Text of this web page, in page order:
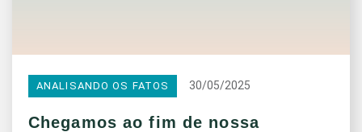
ANALISANDO OS FATOS 30/05/2025
Chegamos ao fim de nossa